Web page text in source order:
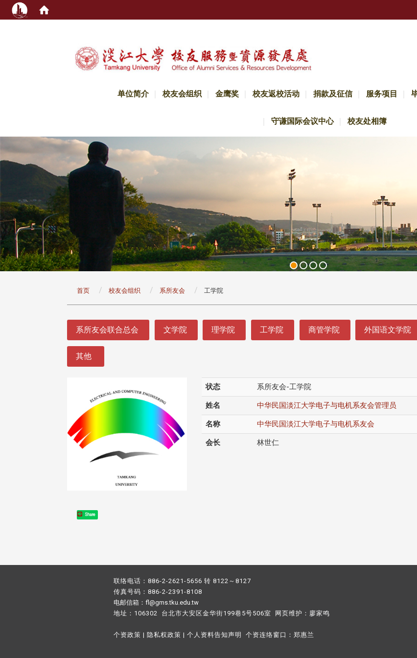
单位简介 校友会组织 金鹰奖 校友返校活动 捐款及征信 服务项目
守谦国际会议中心 校友处相簿
首页 校友会组织 系所友会 工学院
系所友会联合总会 文学院 理学院 工学院 商管学院 外国语文学院
其他
状态 系所友会-工学院
姓名 中华民国淡江大学电子与电机系友会管理员
名称 中华民国淡江大学电子与电机系友会
会长 林世仁
Share
联络电话：886-2-2621-5656 转 8122～8127
传真号码：886-2-2391-8108
电邮信箱：fl@gms.tku.edu.tw
地址：106302 台北市大安区金华街199巷5号506室 网页维护： 廖家鸣​
个资政策 | 隐私权政策 | 个人资料告知声明 个资连络窗口： 郑惠兰